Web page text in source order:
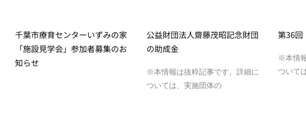
千葉市療育センターいずみの家
「施設見学会」参加者募集のお
知らせ
公益財団法人齋藤茂昭記念財団
の助成金
※本情報は抜粋記事です。詳細に
ついては、実施団体の
第36回
※本情
ついて